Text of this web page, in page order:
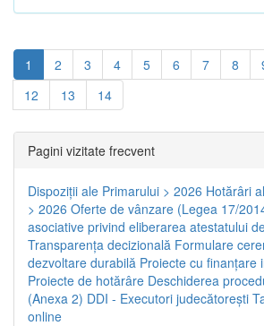
1 2 3 4 5 6 7 8
12
13 14
Pagini vizitate frecvent
Dispoziţii ale Primarului > 2026 Hotărâri
> 2026 Oferte de vânzare (Legea 17/
asociative privind eliberarea atestatului
Transparenţa decizională Formulare
dezvoltare durabilă Proiecte cu finanţare
Proiecte de hotărâre Deschiderea
(Anexa 2) DDI - Executori judecătorești
online